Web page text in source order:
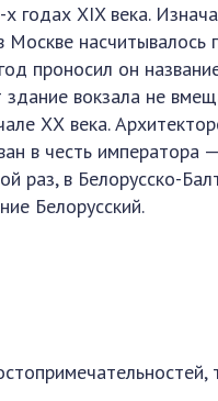
годах XIX века.
Москве
проносил он
здание вокзала не
ХХ века.
в честь императора
раз, в Белорусско-
Белорусский.